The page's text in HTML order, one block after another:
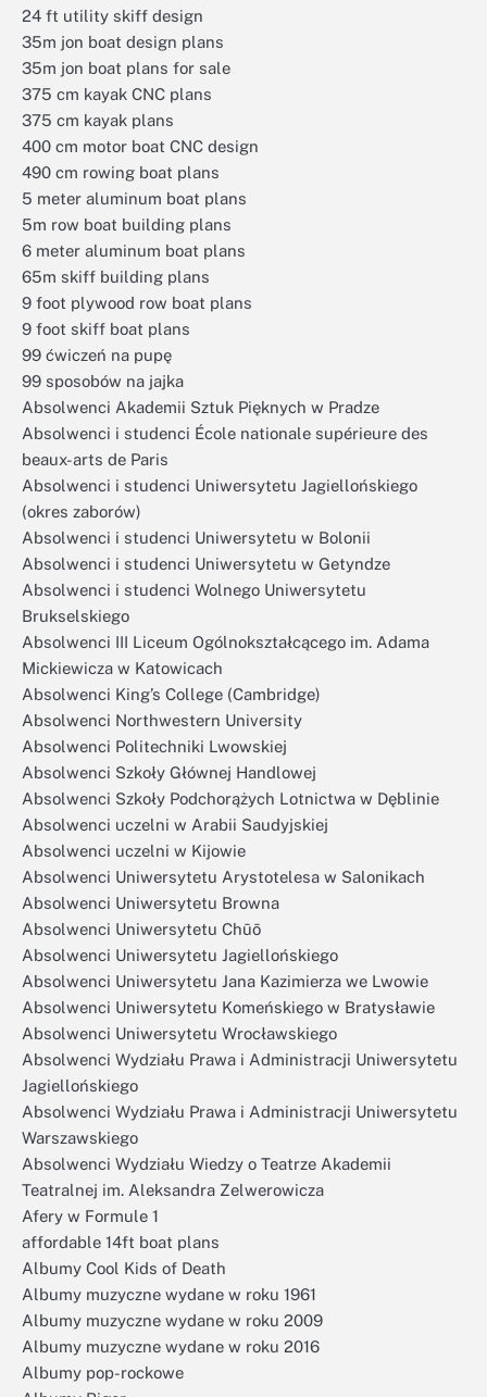
24 ft utility skiff design
35m jon boat design plans
35m jon boat plans for sale
375 cm kayak CNC plans
375 cm kayak plans
400 cm motor boat CNC design
490 cm rowing boat plans
5 meter aluminum boat plans
5m row boat building plans
6 meter aluminum boat plans
65m skiff building plans
9 foot plywood row boat plans
9 foot skiff boat plans
99 ćwiczeń na pupę
99 sposobów na jajka
Absolwenci Akademii Sztuk Pięknych w Pradze
Absolwenci i studenci École nationale supérieure des
beaux-arts de Paris
Absolwenci i studenci Uniwersytetu Jagiellońskiego
(okres zaborów)
Absolwenci i studenci Uniwersytetu w Bolonii
Absolwenci i studenci Uniwersytetu w Getyndze
Absolwenci i studenci Wolnego Uniwersytetu
Brukselskiego
Absolwenci III Liceum Ogólnokształcącego im. Adama
Mickiewicza w Katowicach
Absolwenci King’s College (Cambridge)
Absolwenci Northwestern University
Absolwenci Politechniki Lwowskiej
Absolwenci Szkoły Głównej Handlowej
Absolwenci Szkoły Podchorążych Lotnictwa w Dęblinie
Absolwenci uczelni w Arabii Saudyjskiej
Absolwenci uczelni w Kijowie
Absolwenci Uniwersytetu Arystotelesa w Salonikach
Absolwenci Uniwersytetu Browna
Absolwenci Uniwersytetu Chūō
Absolwenci Uniwersytetu Jagiellońskiego
Absolwenci Uniwersytetu Jana Kazimierza we Lwowie
Absolwenci Uniwersytetu Komeńskiego w Bratysławie
Absolwenci Uniwersytetu Wrocławskiego
Absolwenci Wydziału Prawa i Administracji Uniwersytetu
Jagiellońskiego
Absolwenci Wydziału Prawa i Administracji Uniwersytetu
Warszawskiego
Absolwenci Wydziału Wiedzy o Teatrze Akademii
Teatralnej im. Aleksandra Zelwerowicza
Afery w Formule 1
affordable 14ft boat plans
Albumy Cool Kids of Death
Albumy muzyczne wydane w roku 1961
Albumy muzyczne wydane w roku 2009
Albumy muzyczne wydane w roku 2016
Albumy pop-rockowe